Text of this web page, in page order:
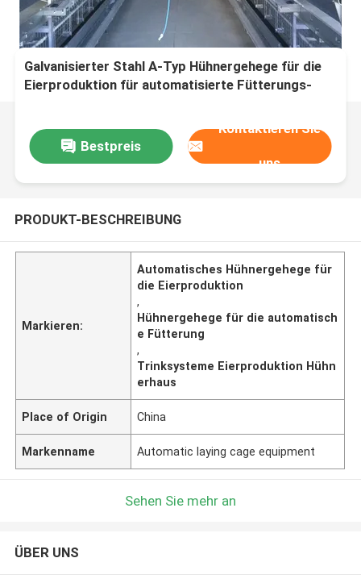
Galvanisierter Stahl A-Typ Hühnergehege für die
Eierproduktion für automatisierte Fütterungs-
Bestpreis
Kontaktieren Sie
uns
PRODUKT-BESCHREIBUNG
Markieren:
Automatisches Hühnergehege für
die Eierproduktion
,
Hühnergehege für die automatisch
e Fütterung
,
Trinksysteme Eierproduktion Hühn
erhaus
Place of Origin China
Markenname Automatic laying cage equipment
Sehen Sie mehr an
ÜBER UNS